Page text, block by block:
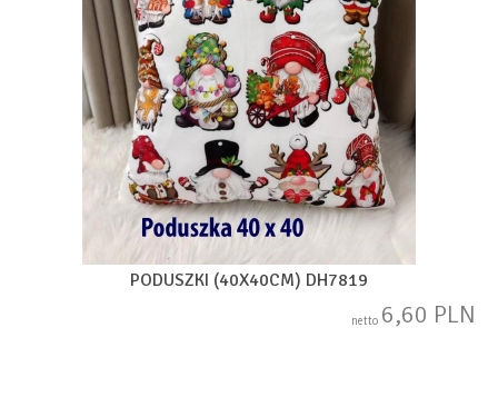
PODUSZKI (40X40CM) DH7819
netto 6,60 PLN